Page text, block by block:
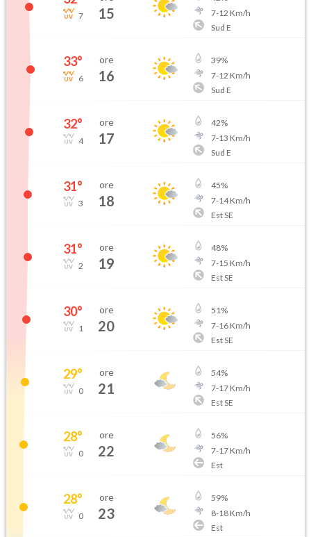
7 15
7-12 Km/h
Sud E
33°
6
ore
16
39%
7-12 Km/h
Sud E
32°
4
ore
17
42%
7-13 Km/h
Sud E
31°
3
ore
18
45%
7-14Km/h
Est SE
31°
2
ore
19
48%
7-15 Km/h
Est SE
30°
1
ore
20
51%
7-16Km/h
Est SE
29°
0
ore
21
54%
7-17Km/h
Est SE
28°
0
ore
22
56%
7-17Km/h
Est
28°
0
ore
23
59%
8-18Km/h
Est